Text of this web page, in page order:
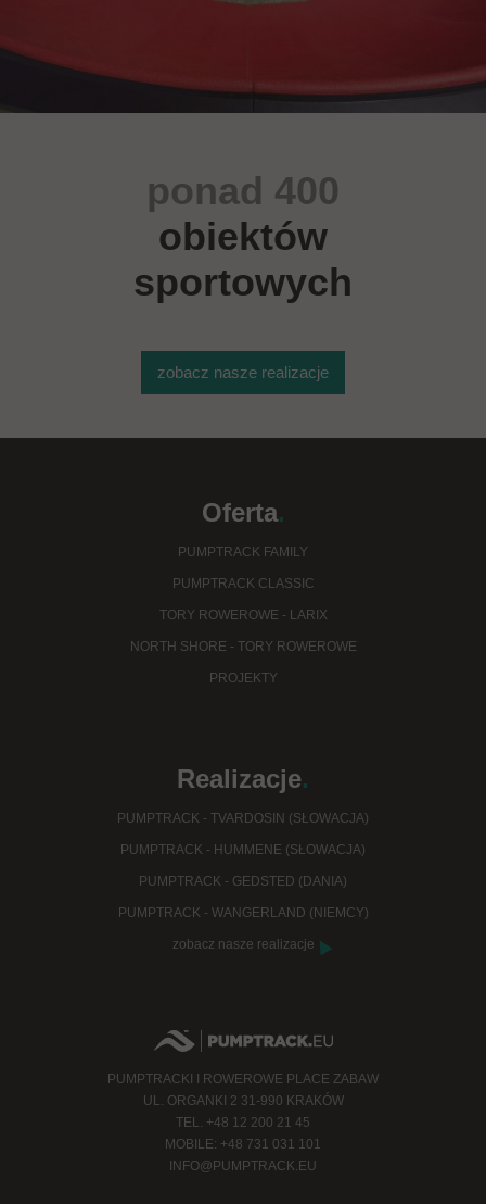
ponad 400
obiektów
sportowych
zobacz nasze realizacje
Oferta.
PUMPTRACK FAMILY
PUMPTRACK CLASSIC
TORY ROWEROWE - LARIX
NORTH SHORE - TORY ROWEROWE
PROJEKTY
Realizacje.
PUMPTRACK - TVARDOSIN (SŁOWACJA)
PUMPTRACK - HUMMENE (SŁOWACJA)
PUMPTRACK - GEDSTED (DANIA)
PUMPTRACK - WANGERLAND (NIEMCY)
zobacz nasze realizacje
PUMPTRACKI I ROWEROWE PLACE ZABAW
UL. ORGANKI 2 31-990 KRAKÓW
TEL. +48 12 200 21 45
MOBILE: +48 731 031 101
INFO@PUMPTRACK.EU